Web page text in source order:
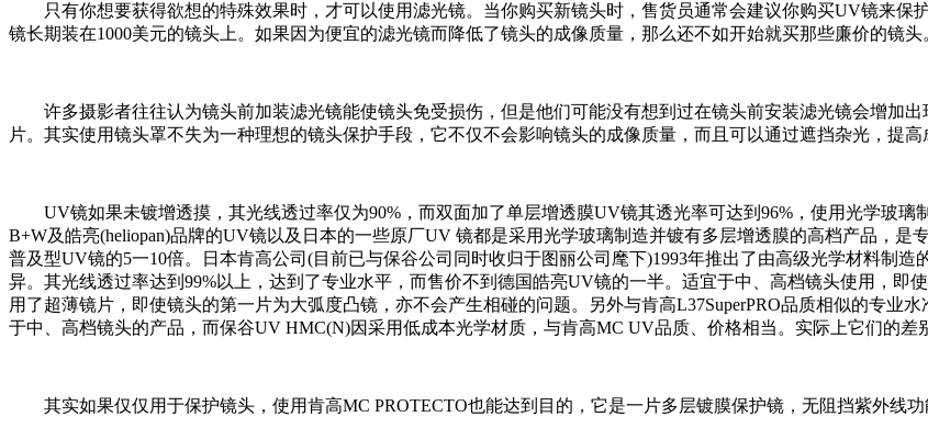
只有你想要获得欲想的特殊效果时，才可以使用滤光镜。当你购买新镜头时，售货员通常会建议你购买UV镜来
镜长期装在1000美元的镜头上。如果因为便宜的滤光镜而降低了镜头的成像质量，那么还不如开始就买那些廉价的镜头
许多摄影者往往认为镜头前加装滤光镜能使镜头免受损伤，但是他们可能没有想到过在镜头前安装滤光镜会增加
片。其实使用镜头罩不失为一种理想的镜头保护手段，它不仅不会影响镜头的成像质量，而且可以通过遮挡杂光，提
UV镜如果未镀增透摸，其光线透过率仅为90%，而双面加了单层增透膜UV镜其透光率可达到96%，使用光学玻
B+W及皓亮(heliopan)品牌的UV镜以及日本的一些原厂UV 镜都是采用光学玻璃制造并镀有多层增透膜的高档产品，
普及型UV镜的5一10倍。日本肯高公司(目前已与保谷公司同时收归于图丽公司麾下)1993年推出了由高级光学材料制
异。其光线透过率达到99%以上，达到了专业水平，而售价不到德国皓亮UV镜的一半。适宜于中、高档镜头使用，即
用了超薄镜片，即使镜头的第一片为大弧度凸镜，亦不会产生相碰的问题。另外与肯高L37SuperPRO品质相似的专业
于中、高档镜头的产品，而保谷UV HMC(N)因采用低成本光学材质，与肯高MC UV品质、价格相当。实际上它们的差
其实如果仅仅用于保护镜头，使用肯高MC PROTECTO也能达到目的，它是一片多层镀膜保护镜，无阻挡紫外线